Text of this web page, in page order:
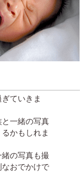
ていきま
一緒の写真
かもしれま
の写真も撮
おでかけで